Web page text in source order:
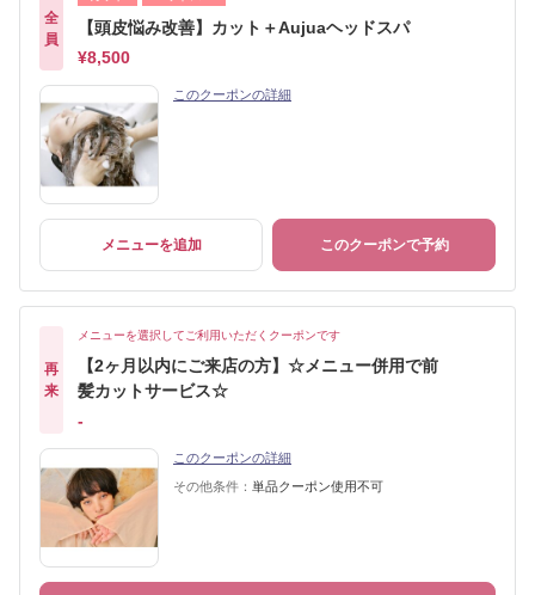
全
員
【頭皮悩み改善】カット＋Aujuaヘッドスパ
¥8,500
このクーポンの詳細
メニューを追加 このクーポンで予約
再
来
メニューを選択してご利用いただくクーポンです
【2ヶ月以内にご来店の方】☆メニュー併用で前
髪カットサービス☆
-
このクーポンの詳細
その他条件： 単品クーポン使用不可